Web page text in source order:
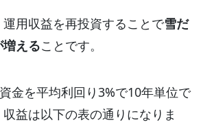
用収益を再投資することで雪だ
えることです。
金を平均利回り3%で10年単位で
益は以下の表の通りになりま